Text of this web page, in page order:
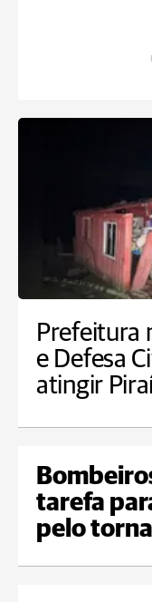
Prefeitura
e Defesa
atingir
tarefa
pelo